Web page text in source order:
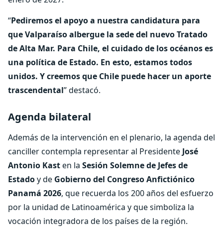
“Pediremos el apoyo a nuestra candidatura para
que Valparaíso albergue la sede del nuevo Tratado
de Alta Mar. Para Chile, el cuidado de los océanos es
una política de Estado. En esto, estamos todos
unidos. Y creemos que Chile puede hacer un aporte
trascendental” destacó.
Agenda bilateral
Además de la intervención en el plenario, la agenda del
canciller contempla representar al Presidente José
Antonio Kasten la Sesión Solemne de Jefes de
Estadoy de Gobierno del Congreso Anfictiónico
Panamá 2026, que recuerda los 200 años del esfuerzo
por la unidad de Latinoamérica y que simboliza la
vocación integradora de los países de la región.